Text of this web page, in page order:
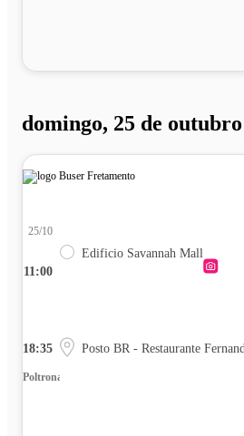
domingo, 25 de outubro
11:00
25/10
Edificio Savannah Mall
18:35 Posto BR - Restaurante
Poltrona